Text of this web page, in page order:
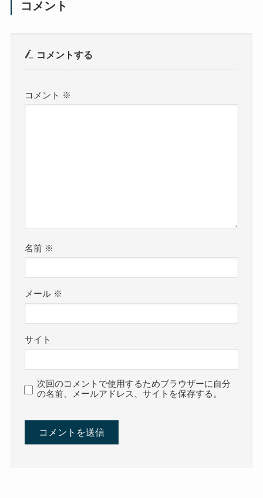
コメント
コメントする
コメント ※
名前 ※
メール ※
サイト
次回のコメントで使用するためブラウザーに自分
の名前、メールアドレス、サイトを保存する。